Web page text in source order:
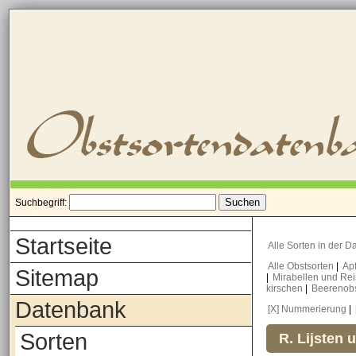
Suchbegriff:
Startseite
Sitemap
Datenbank
Sorten
Alle Sorten in der
Alle Obstsorten
Mirabellen und
kirschen
[X] Nummerierung
R. Lijsten